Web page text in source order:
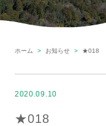
ホーム お知らせ ★018
2020.09.10
★018